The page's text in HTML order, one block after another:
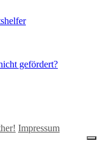
gefördert?
Impressum